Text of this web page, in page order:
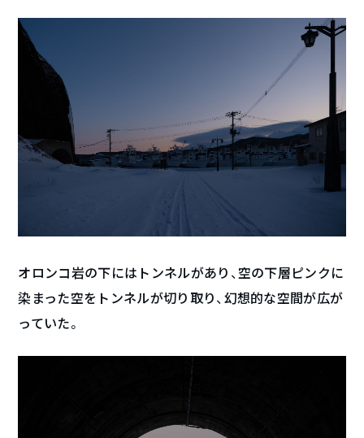
オロンコ岩の下にはトンネルがあり、空の下層ピンクに
染まった空をトンネルが切り取り、幻想的な空間が広が
っていた。